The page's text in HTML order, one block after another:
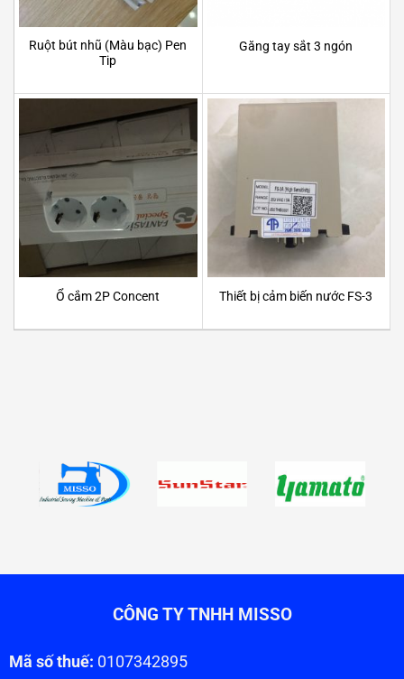
Ruột bút nhũ (Màu bạc) Pen
Tip
Găng tay sắt 3 ngón
Ổ cắm 2P Concent Thiết bị cảm biến nước FS-3
CÔNG TY TNHH MISSO
Mã số thuế: 0107342895